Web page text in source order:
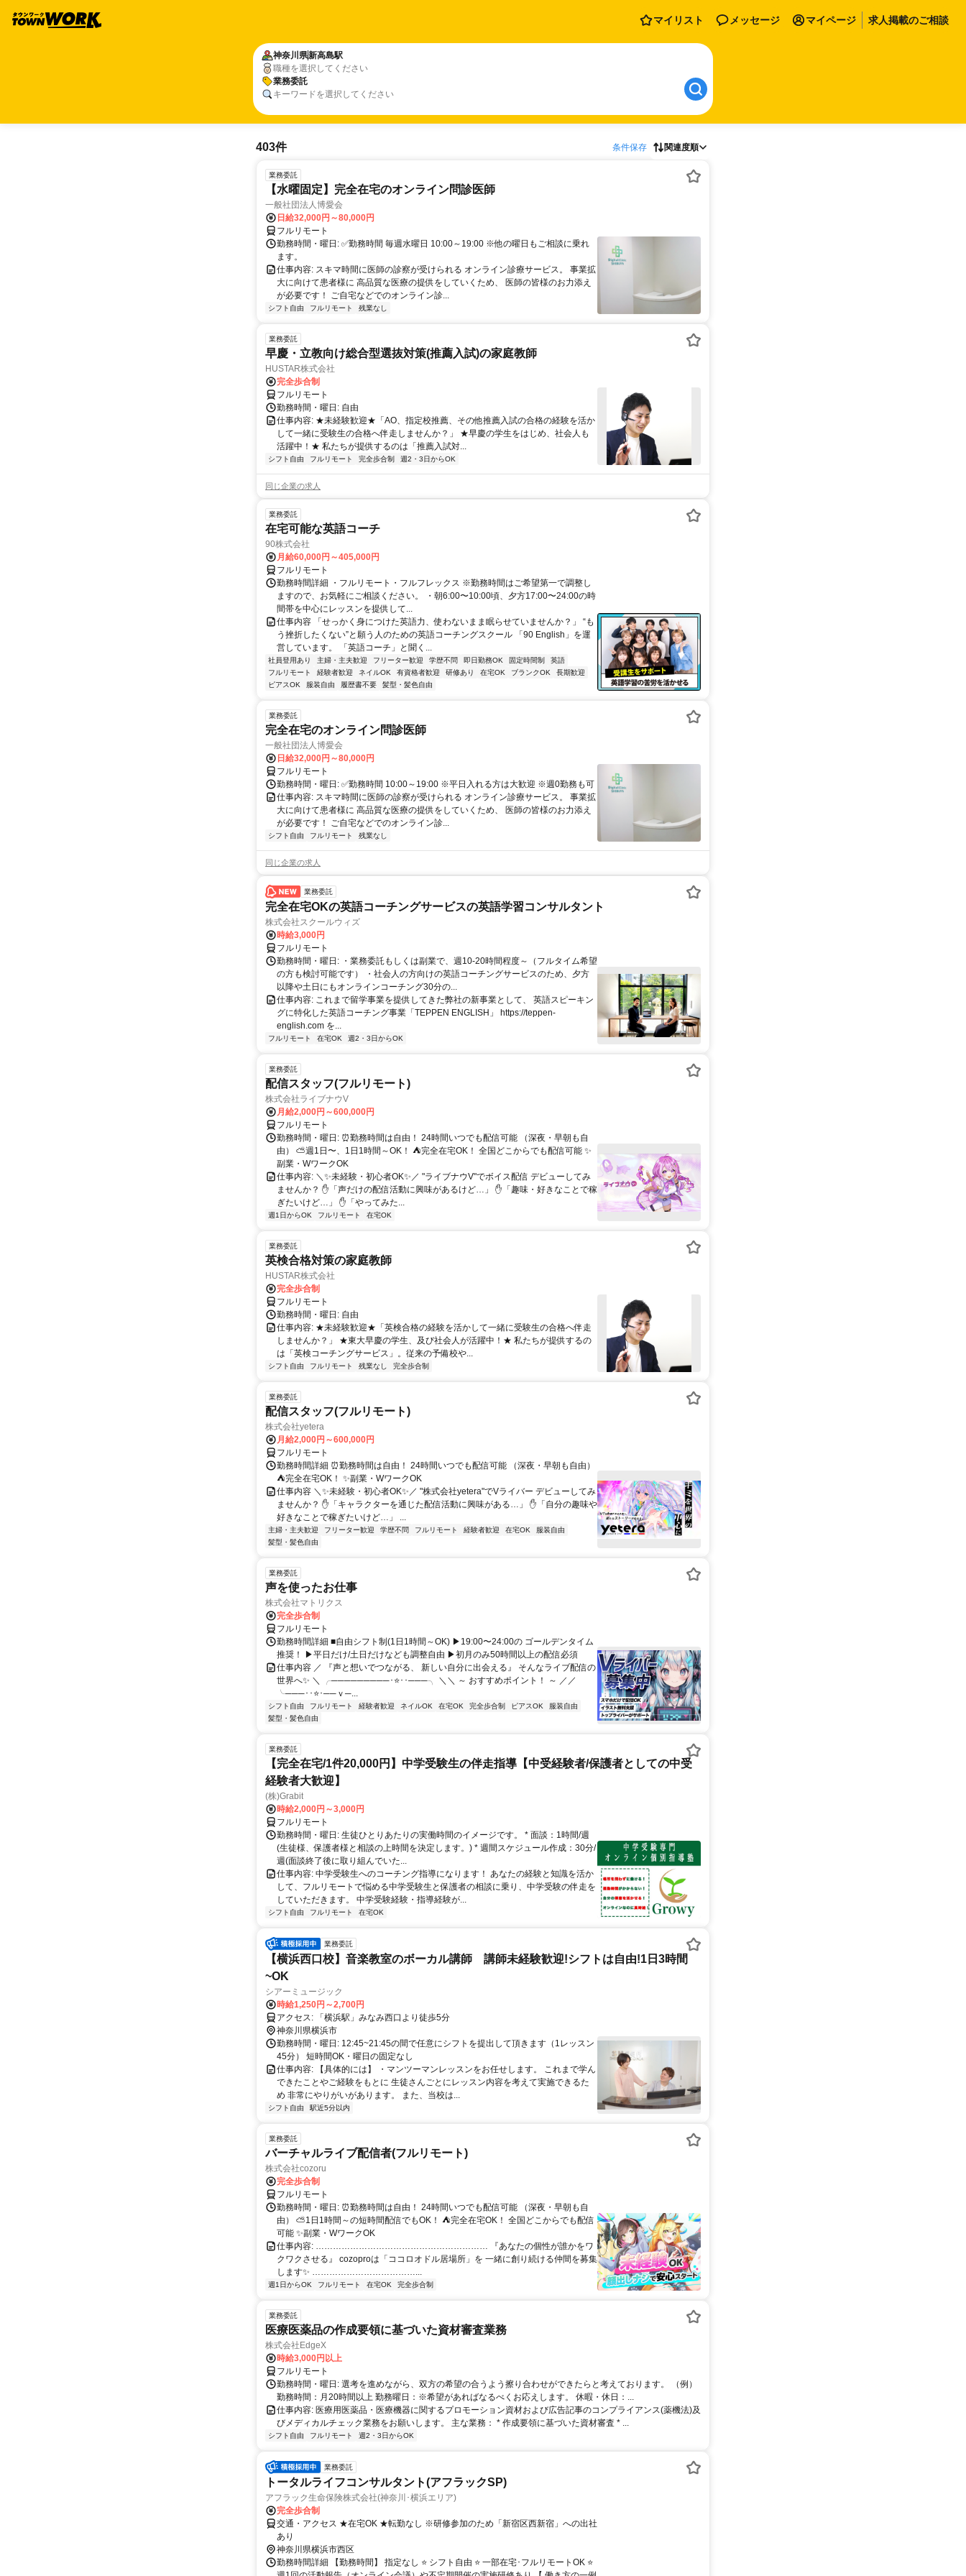
マイリスト メッセージ マイページ 求人掲載のご相談
神奈川県新高島駅
職種を選択してください
業務委託
キーワードを選択してください
403件 条件保存 関連度順
業務委託
【水曜固定】完全在宅のオンライン問診医師
一般社団法人博愛会
日給32,000円～80,000円
フルリモート
勤務時間・曜日: ✅勤務時間 毎週水曜日 10:00～19:00 ※他の曜日もご相談に乗れ
ます。
仕事内容: スキマ時間に医師の診察が受けられる オンライン診療サービス。 事業拡
大に向けて患者様に 高品質な医療の提供をしていくため、 医師の皆様のお力添え
が必要です！ ご自宅などでのオンライン診...
シフト自由 フルリモート 残業なし
業務委託
早慶・立教向け総合型選抜対策(推薦入試)の家庭教師
HUSTAR株式会社
完全歩合制
フルリモート
勤務時間・曜日: 自由
仕事内容: ★未経験歓迎★「AO、指定校推薦、その他推薦入試の合格の経験を活か
して一緒に受験生の合格へ伴走しませんか？」 ★早慶の学生をはじめ、社会人も
活躍中！★ 私たちが提供するのは「推薦入試対...
シフト自由 フルリモート 完全歩合制 週2・3日からOK
同じ企業の求人
業務委託
在宅可能な英語コーチ
90株式会社
月給60,000円～405,000円
フルリモート
勤務時間詳細 ・フルリモート・フルフレックス ※勤務時間はご希望第一で調整し
ますので、お気軽にご相談ください。 ・朝6:00〜10:00頃、夕方17:00〜24:00の時
間帯を中心にレッスンを提供して...
仕事内容 「せっかく身につけた英語力、使わないまま眠らせていませんか？」 “も
う挫折したくない”と願う人のための英語コーチングスクール 「90 English」を運
営しています。 「英語コーチ」と聞く...
社員登用あり 主婦・主夫歓迎 フリーター歓迎 学歴不問 即日勤務OK 固定時間制
英語
フルリモート
経験者歓迎 ネイルOK 有資格者歓迎 研修あり 在宅OK ブランクOK
長期歓迎
ピアスOK
服装自由 履歴書不要 髪型・髪色自由
業務委託
完全在宅のオンライン問診医師
一般社団法人博愛会
日給32,000円～80,000円
フルリモート
勤務時間・曜日: ✅勤務時間 10:00～19:00 ※平日入れる方は大歓迎 ※週0勤務も可
仕事内容: スキマ時間に医師の診察が受けられる オンライン診療サービス。 事業拡
大に向けて患者様に 高品質な医療の提供をしていくため、 医師の皆様のお力添え
が必要です！ ご自宅などでのオンライン診...
シフト自由 フルリモート 残業なし
同じ企業の求人
業務委託
完全在宅OKの英語コーチングサービスの英語学習コンサルタント
株式会社スクールウィズ
時給3,000円
フルリモート
勤務時間・曜日: ・業務委託もしくは副業で、週10-20時間程度～（フルタイム希望
の方も検討可能です） ・社会人の方向けの英語コーチングサービスのため、夕方
以降や土日にもオンラインコーチング30分の...
仕事内容: これまで留学事業を提供してきた弊社の新事業として、 英語スピーキン
グに特化した英語コーチング事業「TEPPEN ENGLISH」 https://teppen-
english.com を...
フルリモート 在宅OK 週2・3日からOK
業務委託
配信スタッフ(フルリモート)
株式会社ライブナウV
月給2,000円～600,000円
フルリモート
勤務時間・曜日: ⏰勤務時間は自由！ 24時間いつでも配信可能 （深夜・早朝も自
由） ⛅週1日〜、1日1時間～OK！ ⛺完全在宅OK！ 全国どこからでも配信可能 ✨
副業・WワークOK
仕事内容: ＼✨未経験・初心者OK✨／ "ライブナウV"でボイス配信 デビューしてみ
ませんか？ ✋「声だけの配信活動に興味があるけど…」 ✋「趣味・好きなことで稼
ぎたいけど…」 ✋「やってみた...
週1日からOK フルリモート 在宅OK
業務委託
英検合格対策の家庭教師
HUSTAR株式会社
完全歩合制
フルリモート
勤務時間・曜日: 自由
仕事内容: ★未経験歓迎★「英検合格の経験を活かして一緒に受験生の合格へ伴走
しませんか？」 ★東大早慶の学生、及び社会人が活躍中！★ 私たちが提供するの
は「英検コーチングサービス」。従来の予備校や...
シフト自由 フルリモート 残業なし 完全歩合制
業務委託
配信スタッフ(フルリモート)
株式会社yetera
月給2,000円～600,000円
フルリモート
勤務時間詳細 ⏰勤務時間は自由！ 24時間いつでも配信可能 （深夜・早朝も自由）
⛺完全在宅OK！ ✨副業・WワークOK
仕事内容 ＼✨未経験・初心者OK✨／ "株式会社yetera"でVライバー デビューしてみ
ませんか？ ✋「キャラクターを通じた配信活動に興味がある…」 ✋「自分の趣味や
好きなことで稼ぎたいけど…」 ...
主婦・主夫歓迎 フリーター歓迎 学歴不問 フルリモート 経験者歓迎 在宅OK
服装自由
髪型・髪色自由
業務委託
声を使ったお仕事
株式会社マトリクス
完全歩合制
フルリモート
勤務時間詳細 ■自由シフト制(1日1時間～OK) ▶19:00〜24:00の ゴールデンタイム
推奨！ ▶平日だけ/土日だけなども調整自由 ▶初月のみ50時間以上の配信必須
仕事内容 ／ 『声と想いでつながる、 新しい自分に出会える』 そんなライブ配信の
世界へ✨ ＼ ╭─────────･⭐･･───╮ ＼＼ ～ おすすめポイント！ ～ ／／
╰───･･⭐･──ｖ─...
シフト自由 フルリモート 経験者歓迎 ネイルOK 在宅OK 完全歩合制 ピアスOK
服装自由
髪型・髪色自由
業務委託
【完全在宅/1件20,000円】中学受験生の伴走指導【中受経験者/保護者としての中受
経験者大歓迎】
(株)Grabit
時給2,000円～3,000円
フルリモート
勤務時間・曜日: 生徒ひとりあたりの実働時間のイメージです。 * 面談：1時間/週
(生徒様、保護者様と相談の上時間を決定します。) * 週間スケジュール作成：30分/
週(面談終了後に取り組んでいた...
仕事内容: 中学受験生へのコーチング指導になります！ あなたの経験と知識を活か
して、フルリモートで悩める中学受験生と保護者の相談に乗り、中学受験の伴走を
していただきます。 中学受験経験・指導経験が...
シフト自由 フルリモート 在宅OK
業務委託
【横浜西口校】音楽教室のボーカル講師 講師未経験歓迎!シフトは自由!1日3時間
~OK
シアーミュージック
時給1,250円～2,700円
アクセス: 「横浜駅」みなみ西口より徒歩5分
神奈川県横浜市
勤務時間・曜日: 12:45~21:45の間で任意にシフトを提出して頂きます（1レッスン
45分） 短時間OK・曜日の固定なし
仕事内容: 【具体的には】 ・マンツーマンレッスンをお任せします。 これまで学ん
できたことやご経験をもとに 生徒さんごとにレッスン内容を考えて実施できるた
め 非常にやりがいがあります。 また、当校は...
シフト自由 駅近5分以内
業務委託
バーチャルライブ配信者(フルリモート)
株式会社cozoru
完全歩合制
フルリモート
勤務時間・曜日: ⏰勤務時間は自由！ 24時間いつでも配信可能 （深夜・早朝も自
由） ⛅1日1時間～の短時間配信でもOK！ ⛺完全在宅OK！ 全国どこからでも配信
可能 ✨副業・WワークOK
仕事内容: …………………………………………………… 『あなたの個性が誰かをワ
クワクさせる』 cozoproは「ココロオドル居場所」を 一緒に創り続ける仲間を募集
します✨ ………………………………...
週1日からOK フルリモート 在宅OK 完全歩合制
業務委託
医療医薬品の作成要領に基づいた資材審査業務
株式会社EdgeX
時給3,000円以上
フルリモート
勤務時間・曜日: 選考を進めながら、双方の希望の合うよう擦り合わせができたらと考えております。 （例）
勤務時間：月20時間以上 勤務曜日：※希望があればなるべくお応えします。 休暇・休日：...
仕事内容: 医療用医薬品・医療機器に関するプロモーション資材および広告記事のコンプライアンス(薬機法)及
びメディカルチェック業務をお願いします。 主な業務： * 作成要領に基づいた資材審査 * ...
シフト自由 フルリモート 週2・3日からOK
業務委託
トータルライフコンサルタント(アフラックSP)
アフラック生命保険株式会社(神奈川･横浜エリア)
完全歩合制
交通・アクセス ★在宅OK ★転勤なし ※研修参加のため「新宿区西新宿」への出社
あり
神奈川県横浜市西区
勤務時間詳細 【勤務時間】 指定なし ⭐ シフト自由 ⭐ 一部在宅･フルリモートOK ⭐